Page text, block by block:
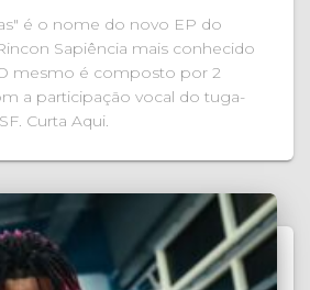
é o nome do novo EP do
Sapiência mais conhecido
mesmo é composto por 2
a participação vocal do tuga-
Curta Aqui.